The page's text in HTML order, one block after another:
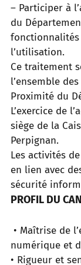
– Participer à
du
fonctionnalités
l’utilisation.
Ce traitement
l’ensemble
Proximité du
L’exercice de
siège de la
Perpignan.
Les activités
en lien avec
sécurité
PROFIL DU
• Maîtrise de
numérique et
• Rigueur et